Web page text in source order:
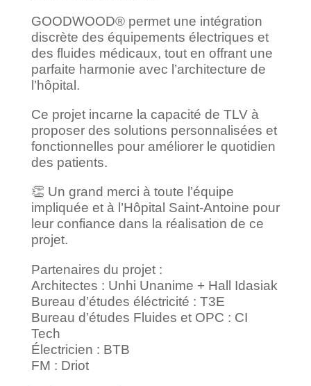
GOODWOOD® permet une intégration
discrète des équipements électriques et
des fluides médicaux, tout en offrant une
parfaite harmonie avec l’architecture de
l’hôpital.
Ce projet incarne la capacité de TLV à
proposer des solutions personnalisées et
fonctionnelles pour améliorer le quotidien
des patients.
👏 Un grand merci à toute l’équipe
impliquée et à l’Hôpital Saint-Antoine pour
leur confiance dans la réalisation de ce
projet.
Partenaires du projet :
Architectes : Unhi Unanime + Hall Idasiak
Bureau d’études éléctricité : T3E
Bureau d’études Fluides et OPC : CI
Tech
Électricien : BTB
FM : Driot